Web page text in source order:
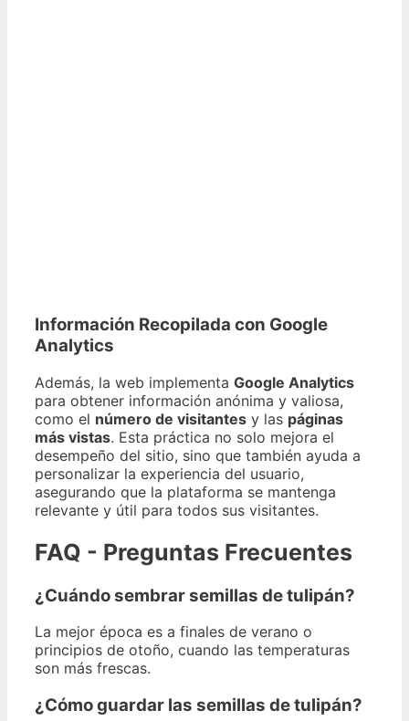
Información Recopilada con Google
Analytics
Además, la web implementa Google Analytics
para obtener información anónima y valiosa,
como el número de visitantes y las páginas
más vistas. Esta práctica no solo mejora el
desempeño del sitio, sino que también ayuda a
personalizar la experiencia del usuario,
asegurando que la plataforma se mantenga
relevante y útil para todos sus visitantes.
FAQ - Preguntas Frecuentes
¿Cuándo sembrar semillas de tulipán?
La mejor época es a finales de verano o
principios de otoño, cuando las temperaturas
son más frescas.
¿Cómo guardar las semillas de tulipán?